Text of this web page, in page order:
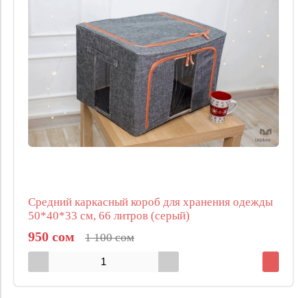
Средний каркасный короб для хранения одежды
50*40*33 см, 66 литров (серый)
950 сом 1 100 сом